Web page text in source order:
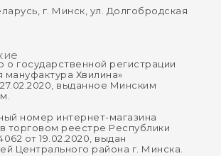
г. Минск, ул. Долгобродская
о государственной регистрации
Хвилина»
27.02.2020, выданное Минским
номер интернет-магазина
торговом реестре Республики
от 19.02.2020, выдан
Центрального района г. Минска.